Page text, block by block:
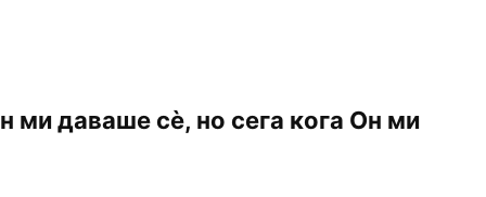
ми даваше сѐ, но сега кога Он ми